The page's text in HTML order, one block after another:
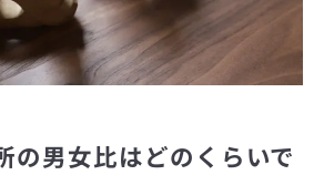
の男女比はどのくらいで